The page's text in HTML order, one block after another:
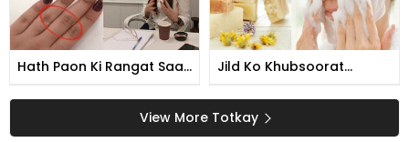
Hath Paon Ki Rangat Saaf
Jild Ko Khubsoorat
View More Totkay